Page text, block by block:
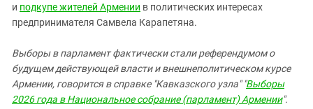
и подкупе жителей Армении в политических интересах
предпринимателя Самвела Карапетяна.
Выборы в парламент фактически стали референдумом о
будущем действующей власти и внешнеполитическом курсе
Армении, говорится в справке "Кавказского узла" "Выборы
2026 года в Национальное собрание (парламент) Армении".